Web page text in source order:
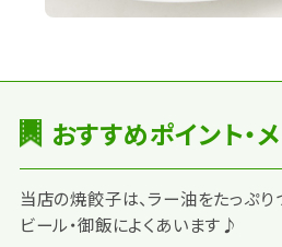
おすすめポイント・
当店の焼餃子は、ラー油をたっぷり
ビール・御飯によくあいます♪